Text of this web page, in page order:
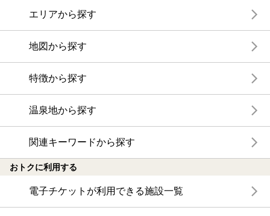
エリアから探す
地図から探す
特徴から探す
温泉地から探す
関連キーワードから探す
おトクに利用する
電子チケットが利用できる施設一覧